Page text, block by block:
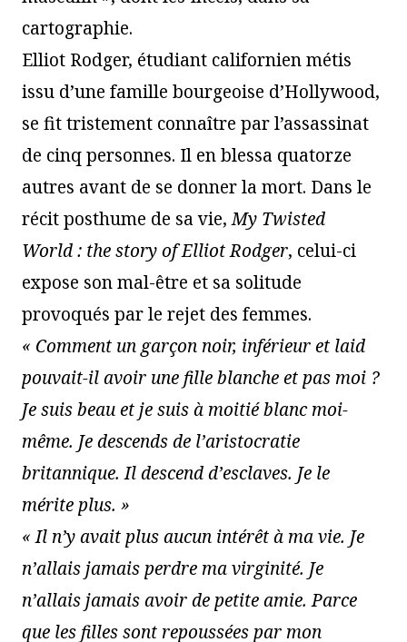
cartographie.
Elliot Rodger, étudiant californien métis
issu d’une famille bourgeoise d’Hollywood,
se fit tristement connaître par l’assassinat
de cinq personnes. Il en blessa quatorze
autres avant de se donner la mort. Dans le
récit posthume de sa vie,My Twisted
World : the story of Elliot Rodger, celui-ci
expose son mal-être et sa solitude
provoqués par le rejet des femmes.
« Comment un garçon noir, inférieur et laid
pouvait-il avoir une fille blanche et pas moi ?
Je suis beau et je suis à moitié blanc moi-
même. Je descends de l’aristocratie
britannique. Il descend d’esclaves. Je le
mérite plus. »
« Il n’y avait plus aucun intérêt à ma vie. Je
n’allais jamais perdre ma virginité. Je
n’allais jamais avoir de petite amie. Parce
que les filles sont repoussées par mon